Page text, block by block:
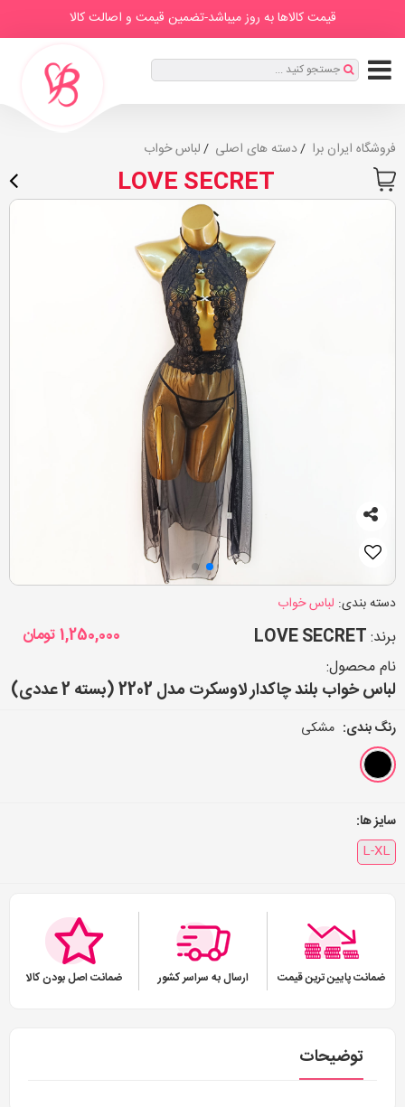
IranBra
اصلی ها ما
ثبت
|
قیمت کالاها به روز میباشد-تضمین قیمت و اصالت کالا
جستجو کنید ...
فروشگاه ایران برا دسته های اصلی لباس خواب
LOVE SECRET
دسته بندی: لباس خواب
برند:LOVE SECRET
1,250,000تومان
نام محصول:
لباس خواب بلند چاکدار لاوسکرت مدل 2202 (بسته 2 عددی)
رنگ بندی: مشکی
سایز ها:
L-XL
ضمانت پایین ترین قیمت ارسال به سراسر کشور ضمانت اصل بودن کالا
توضیحات